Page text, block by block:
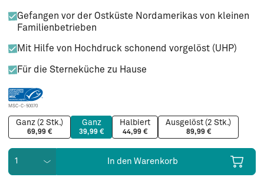
Gefangen vor der Ostküste Nordamerikas von kleinen
Familienbetrieben
Mit Hilfe von Hochdruck schonend vorgelöst (UHP)
Für die Sterneküche zu Hause
MSC-C-50070
Ganz (2 Stk.)
69,99 €
Ganz
39,99 €
Halbiert
44,99 €
Ausgelöst (2 Stk.)
89,99 €
In den Warenkorb